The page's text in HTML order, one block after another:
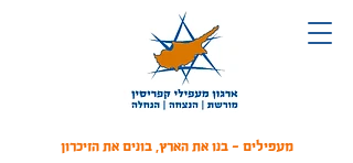
מעפילים - בנו את הארץ, בונים את הזיכרון